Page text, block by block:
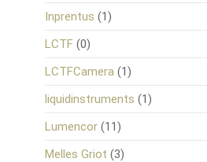
Inprentus (1)
LCTF (0)
LCTFCamera (1)
liquidinstruments (1)
Lumencor (11)
Melles Griot (3)